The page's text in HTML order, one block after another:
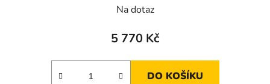
Na dotaz
5 770 Kč
DO KOŠÍKU